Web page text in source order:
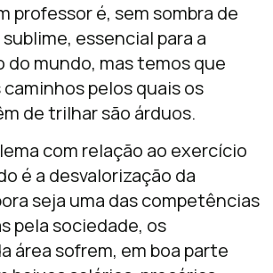
professor é, sem sombra de
essencial para a
mundo, mas temos que
pelos quais os
de trilhar são árduos.
com relação ao exercício
é a desvalorização da
seja uma das competências
pela sociedade, os
área sofrem, em boa parte